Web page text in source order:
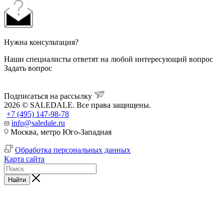
Нужна консультация?
Наши специалисты ответят на любой интересующий вопрос
Задать вопрос
Подписаться на рассылку
2026 © SALEDALE. Все права защищены.
+7 (495) 147-98-78
info@saledale.ru
Москва, метро Юго-Западная
Обработка персональных данных
Карта сайта
Найти